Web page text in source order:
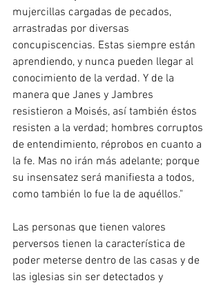
mujercillas cargadas de pecados,
arrastradas por diversas
concupiscencias. Estas siempre están
aprendiendo, y nunca pueden llegar al
conocimiento de la verdad. Y de la
manera que Janes y Jambres
resistieron a Moisés, así también éstos
resisten a la verdad; hombres corruptos
de entendimiento, réprobos en cuanto a
la fe. Mas no irán más adelante; porque
su insensatez será manifiesta a todos,
como también lo fue la de aquéllos."
Las personas que tienen valores
perversos tienen la característica de
poder meterse dentro de las casas y de
las iglesias sin ser detectados y